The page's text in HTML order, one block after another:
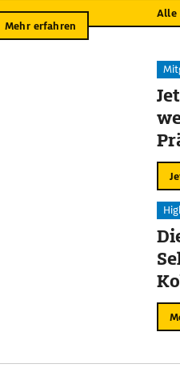
Alle
Mehr erfahren